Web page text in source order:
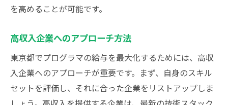
を高めることが可能です。
高収入企業へのアプローチ方法
東京都でプログラマの給与を最大化するためには、高収
入企業へのアプローチが重要です。まず、自身のスキル
セットを評価し、それに合った企業をリストアップしま